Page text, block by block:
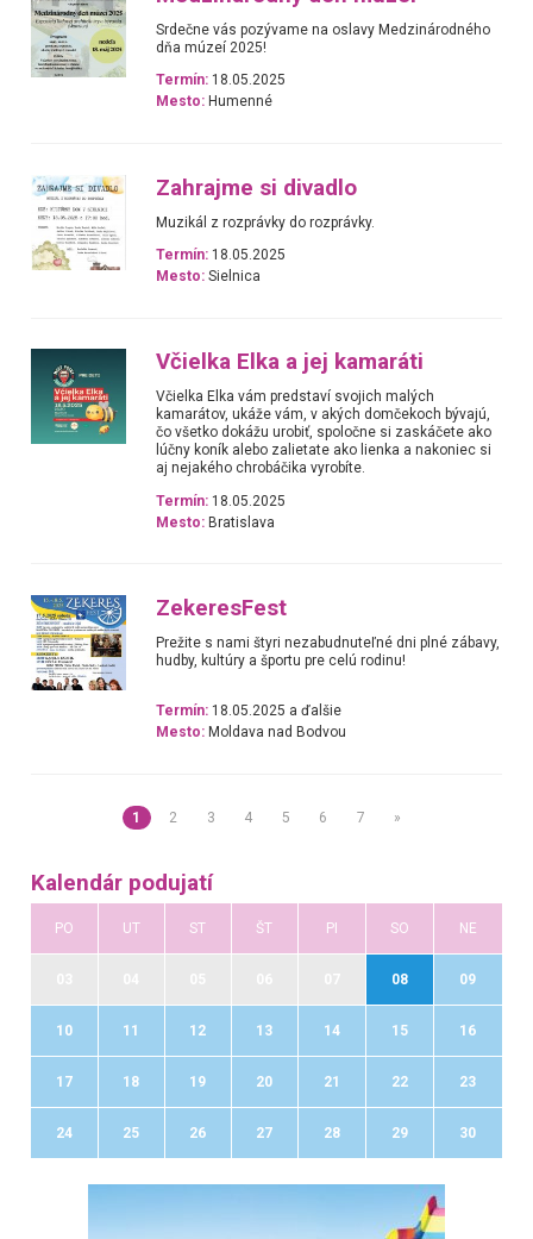
Srdečne vás pozývame na oslavy Medzinárodného
dňa múzeí 2025!
Termín: 18.05.2025
Mesto: Humenné
Zahrajme si divadlo
Muzikál z rozprávky do rozprávky.
Termín: 18.05.2025
Mesto: Sielnica
Včielka Elka a jej kamaráti
Včielka Elka vám predstaví svojich malých
kamarátov, ukáže vám, v akých domčekoch bývajú,
čo všetko dokážu urobiť, spoločne si zaskáčete ako
lúčny koník alebo zalietate ako lienka a nakoniec si
aj nejakého chrobáčika vyrobíte.
Termín: 18.05.2025
Mesto: Bratislava
ZekeresFest
Prežite s nami štyri nezabudnuteľné dni plné zábavy,
hudby, kultúry a športu pre celú rodinu!
Termín: 18.05.2025 a ďalšie
Mesto: Moldava nad Bodvou
1 2 3 4 5 6 7 »
Kalendár podujatí
PO UT ST ŠT PI SO NE
08 09
10 11 12 13 14 15 16
17 18 19 20 21 22 23
24 25 26 27 28 29 30